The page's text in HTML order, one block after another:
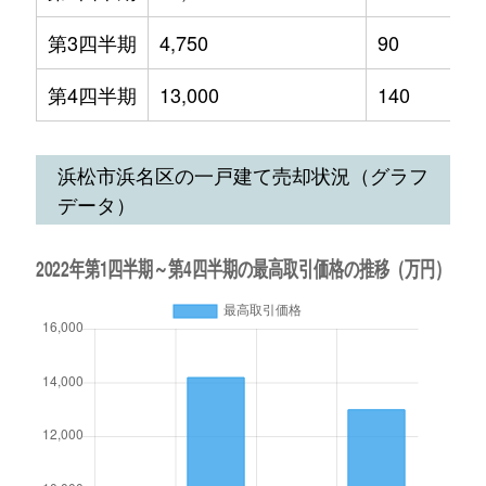
第3四半期
4,750
90
第4四半期
13,000 140
浜松市浜名区の一戸建て売却状況（グラフ
データ）